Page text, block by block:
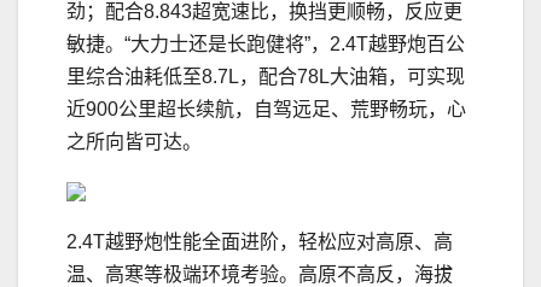
劲；配合8.843超宽速比，换挡更顺畅，反应更
敏捷。“大力士还是长跑健将”，2.4T越野炮百公
里综合油耗低至8.7L，配合78L大油箱，可实现
近900公里超长续航，自驾远足、荒野畅玩，心
之所向皆可达。
2.4T越野炮性能全面进阶，轻松应对高原、高
温、高寒等极端环境考验。高原不高反，海拔